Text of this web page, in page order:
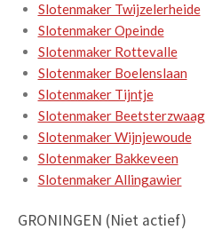
Slotenmaker Twijzelerheide
Slotenmaker Opeinde
Slotenmaker Rottevalle
Slotenmaker Boelenslaan
Slotenmaker Tijntje
Slotenmaker Beetsterzwaag
Slotenmaker Wijnjewoude
Slotenmaker Bakkeveen
Slotenmaker Allingawier
GRONINGEN (Niet actief)